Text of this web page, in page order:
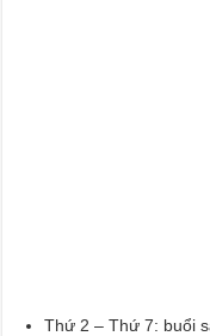
Thứ 2 – Thứ 7: buổi